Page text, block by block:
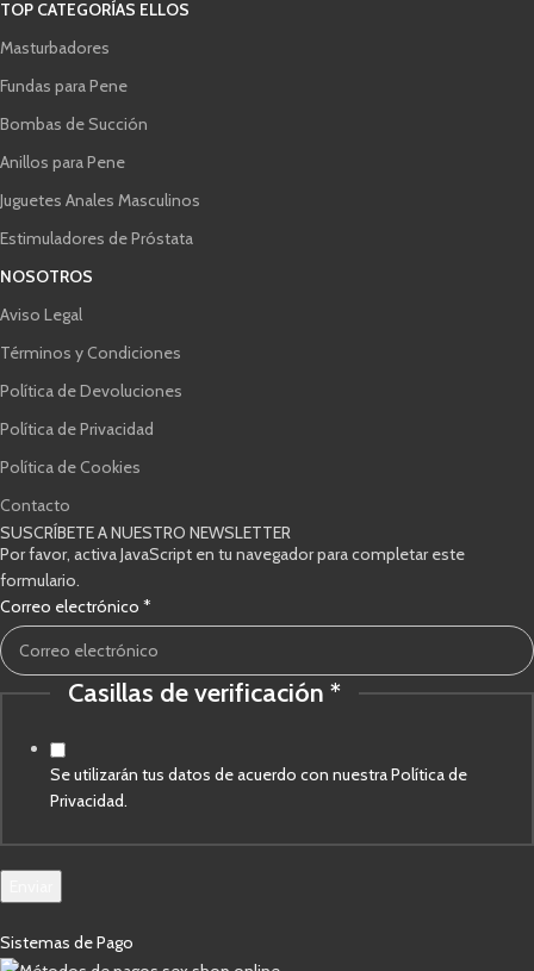
TOP CATEGORÍAS ELLOS
Masturbadores
Fundas para Pene
Bombas de Succión
Anillos para Pene
Juguetes Anales Masculinos
Estimuladores de Próstata
NOSOTROS
Aviso Legal
Términos y Condiciones
Política de Devoluciones
Política de Privacidad
Política de Cookies
Contacto
SUSCRÍBETE A NUESTRO NEWSLETTER
Por favor, activa JavaScript en tu navegador para completar este
formulario.
Correo electrónico *
electrónico
verificación
Casillas de verificación *
Se utilizarán tus datos de acuerdo con nuestra Política de
Privacidad.
Sistemas de Pago